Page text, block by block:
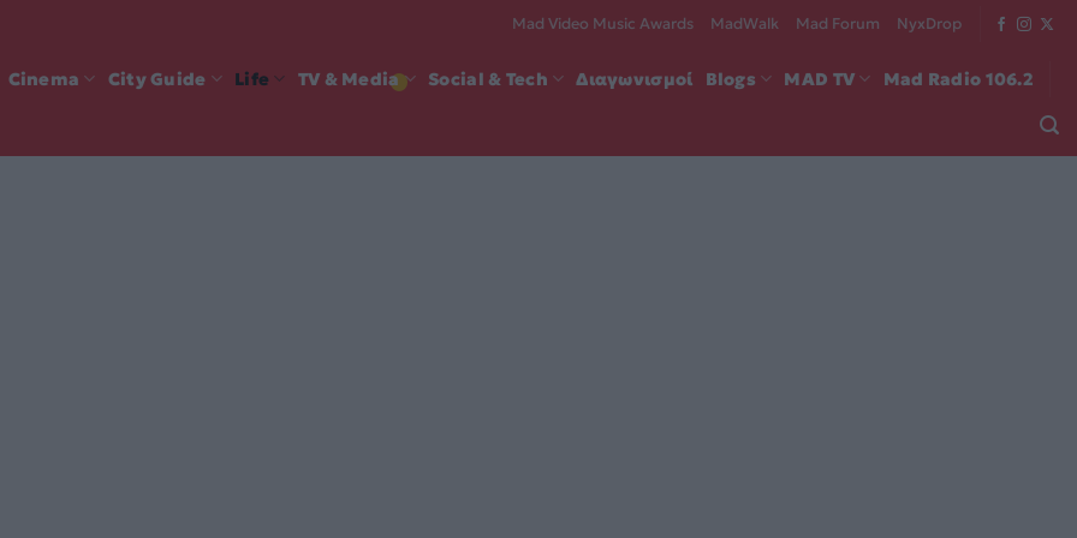
Mad Video Music Awards MadWalk Mad Forum NyxDrop
Cinema City Guide Life TV & Media Social & Tech Διαγωνισμοί Blogs MAD TV Mad Radio 106.2